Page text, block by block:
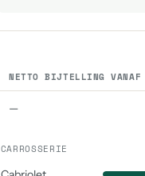
NETTO BIJTELLING VANAF
—
CARROSSERIE